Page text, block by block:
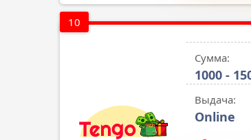
10
Сумма:
1000 -
Выдача:
Online